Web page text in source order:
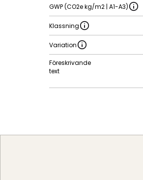
GWP (CO2e kg/m2 | A1-A3)
Klassning
Variation
Föreskrivande
text